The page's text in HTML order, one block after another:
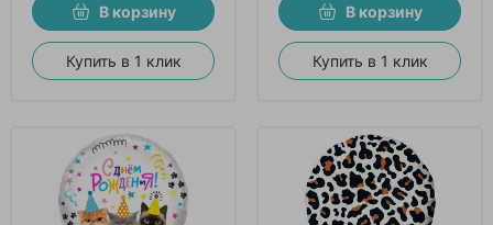
В корзину
Купить в 1 клик
В корзину
Купить в 1 клик